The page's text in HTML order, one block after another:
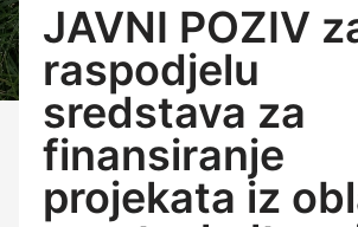
JAVNI POZIV
raspodjelu
sredstava za
finansiranje
projekata iz